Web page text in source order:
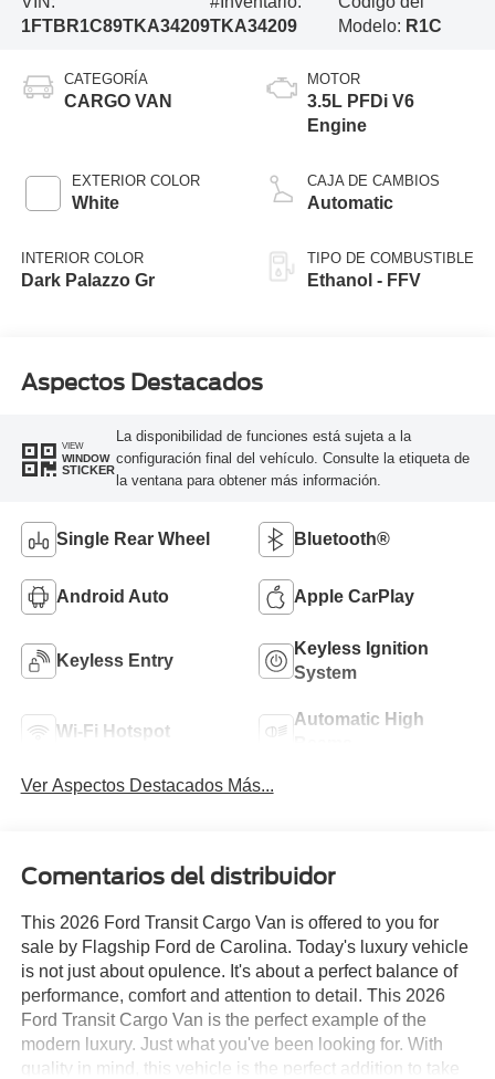
1FTBR1C89TKA34209TKA34209
Modelo: R1C
CATEGORÍA
CARGO VAN
EXTERIOR COLOR
White
INTERIOR COLOR
Dark Palazzo Gr
MOTOR
3.5L PFDi V6
Engine
CAJA DE CAMBIOS
Automatic
TIPO DE COMBUSTIBLE
Ethanol - FFV
Aspectos Destacados
VIEW
WINDOW
STICKER
La disponibilidad de funciones está sujeta a la
configuración final del vehículo. Consulte la etiqueta de
la ventana para obtener más información.
Single Rear Wheel Bluetooth®
Android Auto Apple CarPlay
Keyless Entry
Keyless Ignition
System
Wi-Fi Hotspot
Automatic High
Ver Aspectos Destacados Más...
Comentarios del distribuidor
This 2026 Ford Transit Cargo Van is offered to you for
sale by Flagship Ford de Carolina. Today's luxury vehicle
is not just about opulence. It's about a perfect balance of
performance, comfort and attention to detail. This 2026
Ford Transit Cargo Van is the perfect example of the
modern luxury. Just what you've been looking for. With
quality in mind, this vehicle is the perfect addition to take